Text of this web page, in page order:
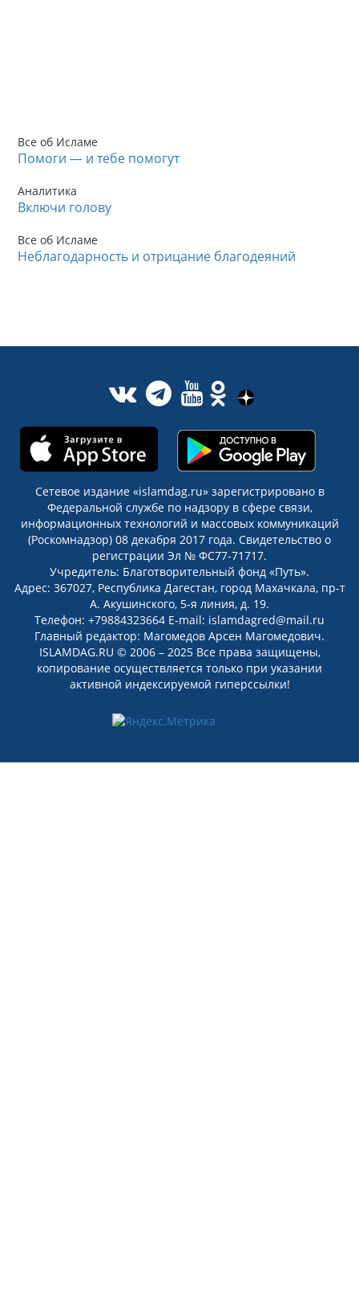
Все об Исламе
Помоги — и тебе помогут
Аналитика
Включи голову
Все об Исламе
Неблагодарность и отрицание благодеяний
Сетевое издание «islamdag.ru» зарегистрировано в
Федеральной службе по надзору в сфере связи,
информационных технологий и массовых коммуникаций
(Роскомнадзор) 08 декабря 2017 года. Свидетельство о
регистрации Эл № ФС77-71717.
Учредитель: Благотворительный фонд «Путь».
Адрес: 367027, Республика Дагестан, город Махачкала, пр-т
А. Акушинского, 5-я линия, д. 19.
Телефон: +79884323664 E-mail: islamdagred@mail.ru
Главный редактор: Магомедов Арсен Магомедович.
ISLAMDAG.RU © 2006 – 2025 Все права защищены,
копирование осуществляется только при указании
активной индексируемой гиперссылки!